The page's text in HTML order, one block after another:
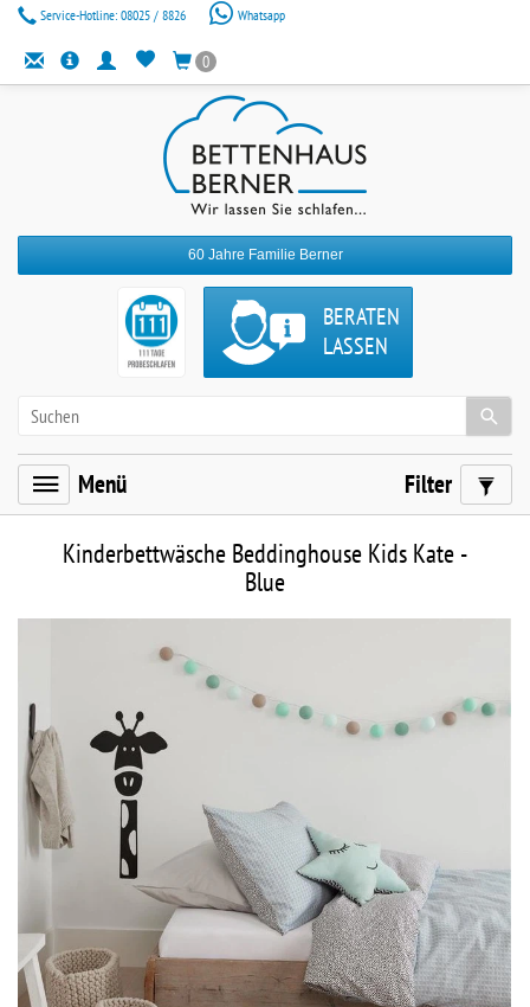
Service-Hotline: 08025 / 8826 Whatsapp
0
60 Jahre Familie Berner
BERATEN
LASSEN
Menü Filter
Kinderbettwäsche Beddinghouse Kids Kate -
Blue